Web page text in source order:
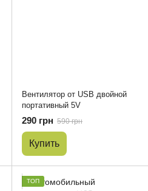
Вентилятор от USB двойной
портативный 5V
290 грн 590 грн
Купить
ТОП